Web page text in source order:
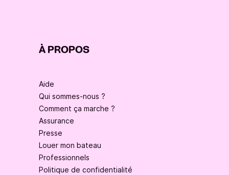
À PROPOS
Aide
Qui sommes-nous ?
Comment ça marche ?
Assurance
Presse
Louer mon bateau
Professionnels
Politique de confidentialité